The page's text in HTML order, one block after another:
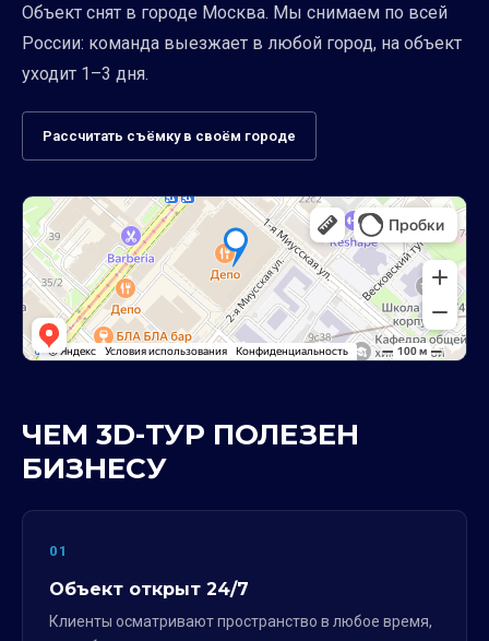
Объект снят в городе Москва. Мы снимаем по всей
России: команда выезжает в любой город, на объект
уходит 1–3 дня.
Рассчитать съёмку в своём городе
ЧЕМ 3D-ТУР ПОЛЕЗЕН
БИЗНЕСУ
01
Объект открыт 24/7
Клиенты осматривают пространство в любое время,